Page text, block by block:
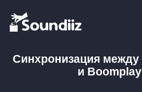
Синхронизация между
и Boomplay